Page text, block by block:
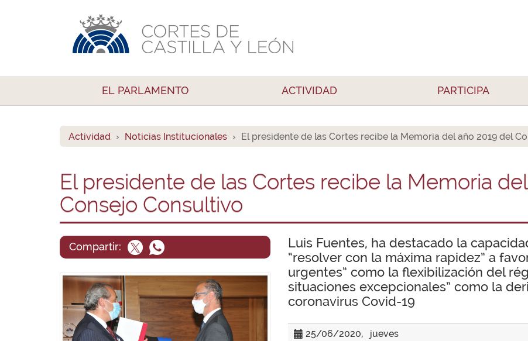
EL PARLAMENTO ACTIVIDAD PARTICIPA
Actividad Noticias Institucionales El presidente de las Cortes recibe la Memoria del año 2019 del
El presidente de las Cortes recibe la Memoria
Consejo Consultivo
Compartir:
Luis Fuentes, ha destacado la
“resolver con la máxima rapidez” a
urgentes” como la flexibilización del
situaciones excepcionales” como la
coronavirus Covid-19
25/06/2020, jueves